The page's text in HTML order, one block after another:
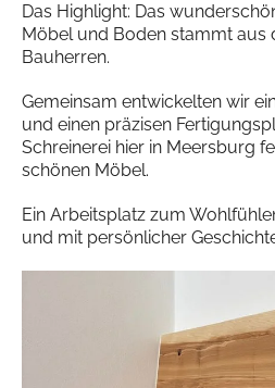
Das Highlight: Das
Möbel und Boden stammt aus
Bauherren.
Gemeinsam entwickelten wir
und einen präzisen
Schreinerei hier in Meersburg
schönen Möbel.
Ein Arbeitsplatz zum
und mit persönlicher